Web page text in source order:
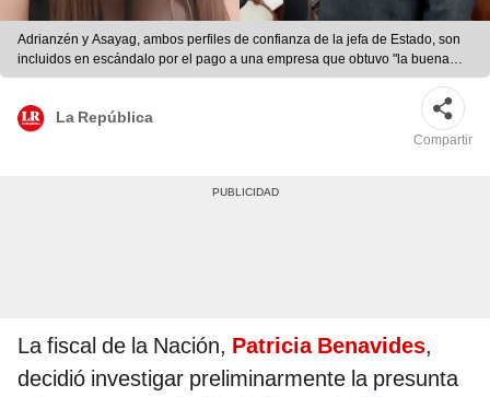
Adrianzén y Asayag, ambos perfiles de confianza de la jefa de Estado, son
incluidos en escándalo por el pago a una empresa que obtuvo "la buena
pro" a dedo, según la Contraloría. Foto: composición LR/Grika
La República
Compartir
La fiscal de la Nación, Patricia Benavides,
decidió investigar preliminarmente la presunta